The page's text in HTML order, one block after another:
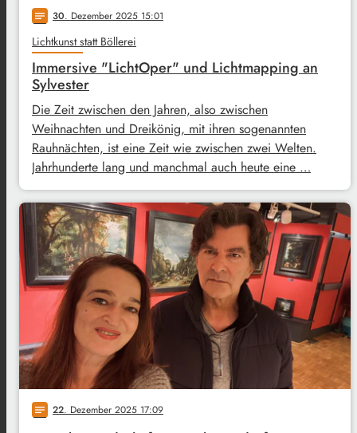
notes 30. Dezember 2025 15:01
Lichtkunst statt Böllerei
Immersive "LichtOper" und Lichtmapping an
Sylvester
Die Zeit zwischen den Jahren, also zwischen
Weihnachten und Dreikönig, mit ihren sogenannten
Rauhnächten, ist eine Zeit wie zwischen zwei Welten.
Jahrhunderte lang und manchmal auch heute eine …
notes 22. Dezember 2025 17:09